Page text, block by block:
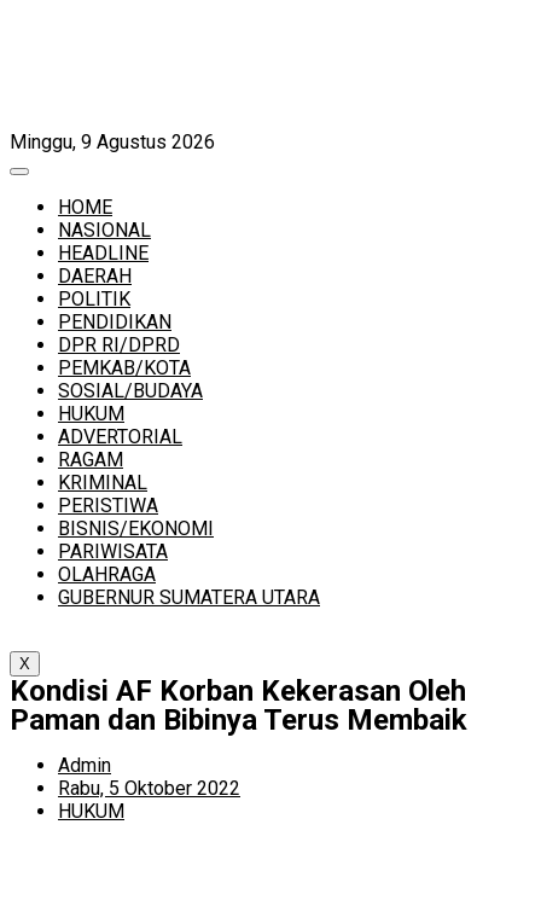
Minggu, 9 Agustus 2026
HOME
NASIONAL
HEADLINE
DAERAH
POLITIK
PENDIDIKAN
DPR RI/DPRD
PEMKAB/KOTA
SOSIAL/BUDAYA
HUKUM
ADVERTORIAL
RAGAM
KRIMINAL
PERISTIWA
BISNIS/EKONOMI
PARIWISATA
OLAHRAGA
GUBERNUR SUMATERA UTARA
X
Kondisi AF Korban Kekerasan Oleh
Paman dan Bibinya Terus Membaik
Admin
Rabu, 5 Oktober 2022
HUKUM